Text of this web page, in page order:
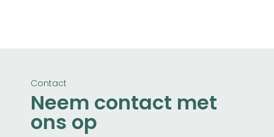
Contact
Neem contact met
ons op